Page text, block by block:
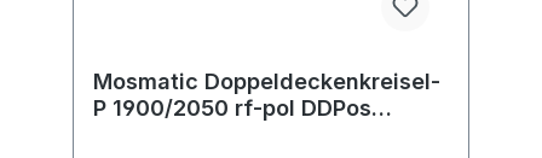
Mosmatic Doppeldeckenkreisel-
P 1900/2050 rf-pol DDPos